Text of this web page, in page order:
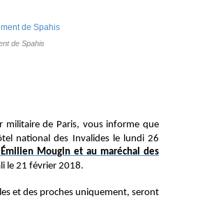
de Spahis
militaire de Paris, vous informeque
national des Invalides le lundi 26
Émilien Mougin et au maréchal des
le 21 février 2018.
et des proches uniquement, seront